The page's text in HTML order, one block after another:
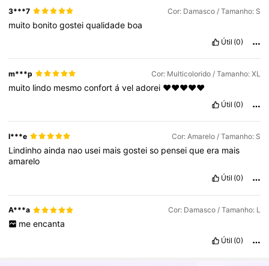
3***7 Cor: Damasco / Tamanho: S
muito bonitogosteiqualidade boa
Útil (0)
m***p Cor: Multicolorido / Tamanho: XL
muito lindo mesmoconfortáveladorei ❤❤❤❤❤
Útil (0)
l***e Cor: Amarelo / Tamanho: S
Lindinhoainda nao usei maisgosteiso penseiqueera mais
amarelo
Útil (0)
A***a Cor: Damasco / Tamanho: L
me encanta
Útil (0)